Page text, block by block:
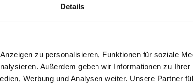
Details
zu personalisieren, Funktionen für soziale
Außerdem geben wir Informationen zu Ihrer
Werbung und Analysen weiter. Unsere Partner